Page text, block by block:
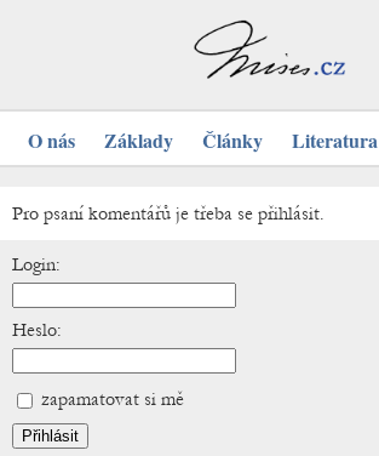
O nás Základy Články Literatura
Pro psaní komentářů je třeba se přihlásit.
Login:
Heslo:
zapamatovat si mě